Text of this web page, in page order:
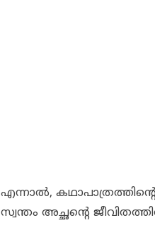
എന്നാൽ,
സ്വന്തം അച്ഛന്റെ